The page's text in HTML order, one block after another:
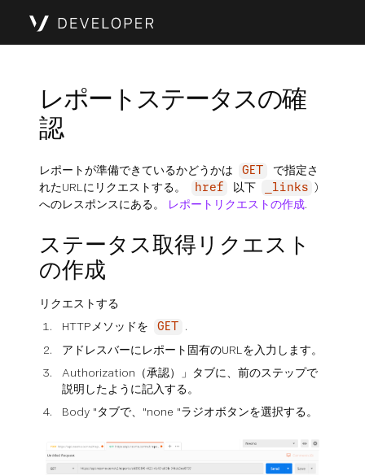
レポートステータスの確
認
レポートが準備できているかどうかは GET
で指定さ
れたURLにリクエストする。
href 以下 _links )
へのレスポンスにある。
レポートリクエストの作成.
ステータス取得リクエスト
の作成
リクエストする
HTTPメソッドを
GET
.
アドレスバーにレポート固有のURLを入力します。
Authorization（承認）」タブに、前のステップで
説明したように記入する。
Body "タブで、"none "ラジオボタンを選択する。